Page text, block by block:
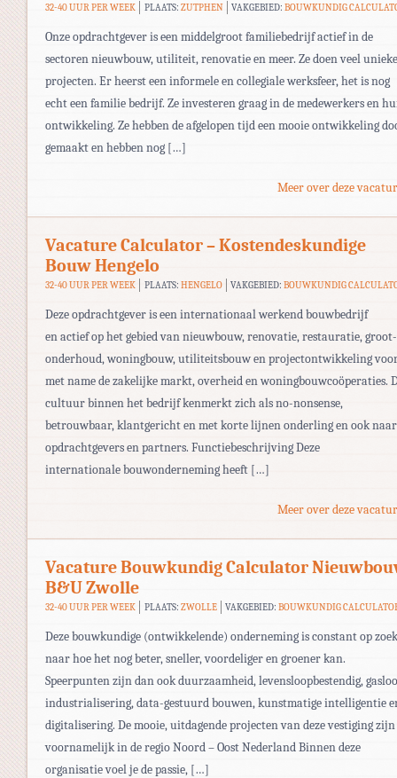
32-40 UUR PER WEEK PLAATS: ZUTPHEN VAKGEBIED:BOUWKUNDIG
Onze opdrachtgever is een middelgroot familiebedrijf actief in de
sectoren nieuwbouw, utiliteit, renovatie en meer. Ze doen veel unieke
projecten. Er heerst een informele en collegiale werksfeer, het is nog
echt een familie bedrijf. Ze investeren graag in de medewerkers en
ontwikkeling. Ze hebben de afgelopen tijd een mooie ontwikkeling
gemaakt en hebben nog […]
Meer over deze
Vacature Calculator – Kostendeskundige
Bouw Hengelo
32-40 UUR PER WEEK PLAATS: HENGELO VAKGEBIED:BOUWKUNDIG
Deze opdrachtgever is een internationaal werkend bouwbedrijf
en actief op het gebied van nieuwbouw, renovatie, restauratie, groot-
onderhoud, woningbouw, utiliteitsbouw en projectontwikkeling
met name de zakelijke markt, overheid en woningbouwcoöperaties.
cultuur binnen het bedrijf kenmerkt zich als no-nonsense,
betrouwbaar, klantgericht en met korte lijnen onderling en ook naar
opdrachtgevers en partners. Functiebeschrijving Deze
internationale bouwonderneming heeft […]
Meer over deze
Vacature Bouwkundig Calculator
B&U Zwolle
32-40 UUR PER WEEK PLAATS: ZWOLLE VAKGEBIED:BOUWKUNDIG
Deze bouwkundige (ontwikkelende) onderneming is constant op zoek
naar hoe het nog beter, sneller, voordeliger en groener kan.
Speerpunten zijn dan ook duurzaamheid, levensloopbestendig,
industrialisering, data-gestuurd bouwen, kunstmatige intelligentie
digitalisering. De mooie, uitdagende projecten van deze vestiging zijn
voornamelijk in de regio Noord – Oost Nederland Binnen deze
organisatie voel je de passie, […]